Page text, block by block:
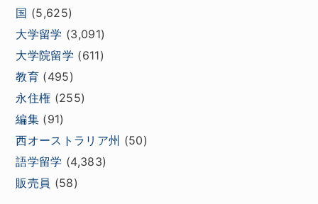
国 (5,625)
大学留学 (3,091)
大学院留学 (611)
教育 (495)
永住権 (255)
編集 (91)
西オーストラリア州 (50)
語学留学 (4,383)
販売員 (58)